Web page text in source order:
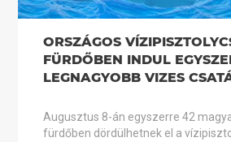
ORSZÁGOS
FÜRDŐBEN INDUL
LEGNAGYOBB VIZES
Augusztus 8-án egyszerre 42
fürdőben dördülhetnek el a